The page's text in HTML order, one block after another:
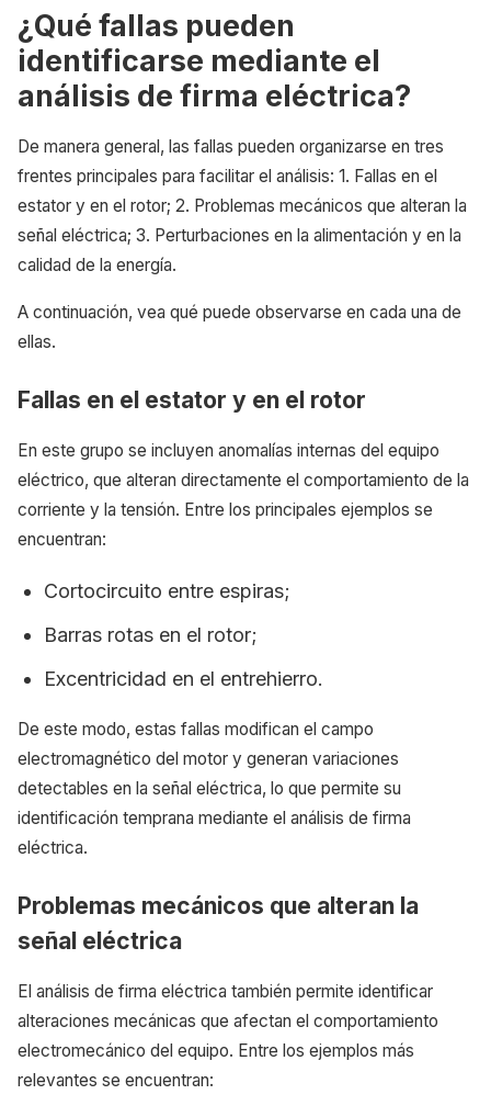
¿Qué fallas pueden
identificarse mediante el
análisis de firma eléctrica?
De manera general, las fallas pueden organizarse en tres
frentes principales para facilitar el análisis: 1. Fallas en el
estator y en el rotor; 2. Problemas mecánicos que alteran la
señal eléctrica; 3. Perturbaciones en la alimentación y en la
calidad de la energía.
A continuación, vea qué puede observarse en cada una de
ellas.
Fallas en el estator y en el rotor
En este grupo se incluyen anomalías internas del equipo
eléctrico, que alteran directamente el comportamiento de la
corriente y la tensión. Entre los principales ejemplos se
encuentran:
Cortocircuito entre espiras;
Barras rotas en el rotor;
Excentricidad en el entrehierro.
De este modo, estas fallas modifican el campo
electromagnético del motor y generan variaciones
detectables en la señal eléctrica, lo que permite su
identificación temprana mediante el análisis de firma
eléctrica.
Problemas mecánicos que alteran la
señal eléctrica
El análisis de firma eléctrica también permite identificar
alteraciones mecánicas que afectan el comportamiento
electromecánico del equipo. Entre los ejemplos más
relevantes se encuentran: